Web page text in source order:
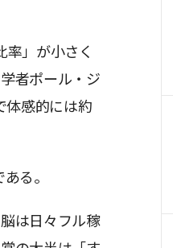
率」が小さく
者ポール・ジ
体感的には約
る。
は日々フル稼